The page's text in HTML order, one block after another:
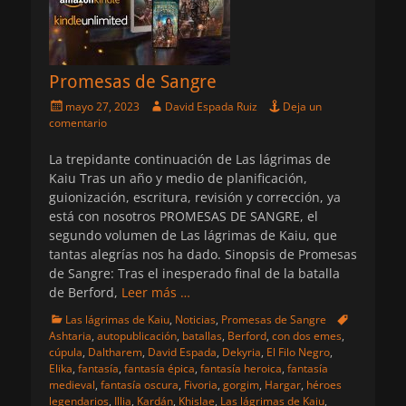
Promesas de Sangre
Publicado
el
mayo 27, 2023 AutorDavid Espada Ruiz
Deja un
comentario
La trepidante continuación de Las lágrimas de
Kaiu Tras un año y medio de planificación,
guionización, escritura, revisión y corrección, ya
está con nosotros PROMESAS DE SANGRE, el
segundo volumen de Las lágrimas de Kaiu, que
tantas alegrías nos ha dado. Sinopsis de Promesas
de Sangre: Tras el inesperado final de la batalla
de Berford, Leer más …
Categorias
Las lágrimas de Kaiu, Noticias, Promesas de Sangre
Etiquetas
Ashtaria, autopublicación, batallas, Berford, con dos emes,
cúpula, Daltharem, David Espada, Dekyria, El Filo Negro,
Elika, fantasía, fantasía épica, fantasía heroica, fantasía
medieval, fantasía oscura, Fivoria, gorgim, Hargar, héroes
legendarios, Illia, Kardán, Khislae, Las lágrimas de Kaiu,